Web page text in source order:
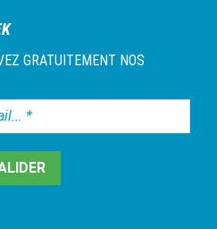
GRATUITEMENT NOS